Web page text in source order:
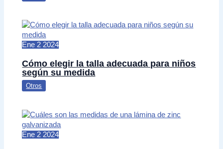
Ene 2 2024
Cómo elegir la talla adecuada para niños
según su medida
Otros
Ene 2 2024